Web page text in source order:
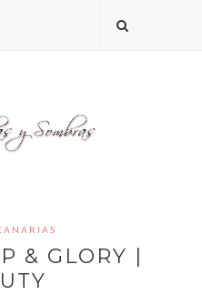
& GLORY |